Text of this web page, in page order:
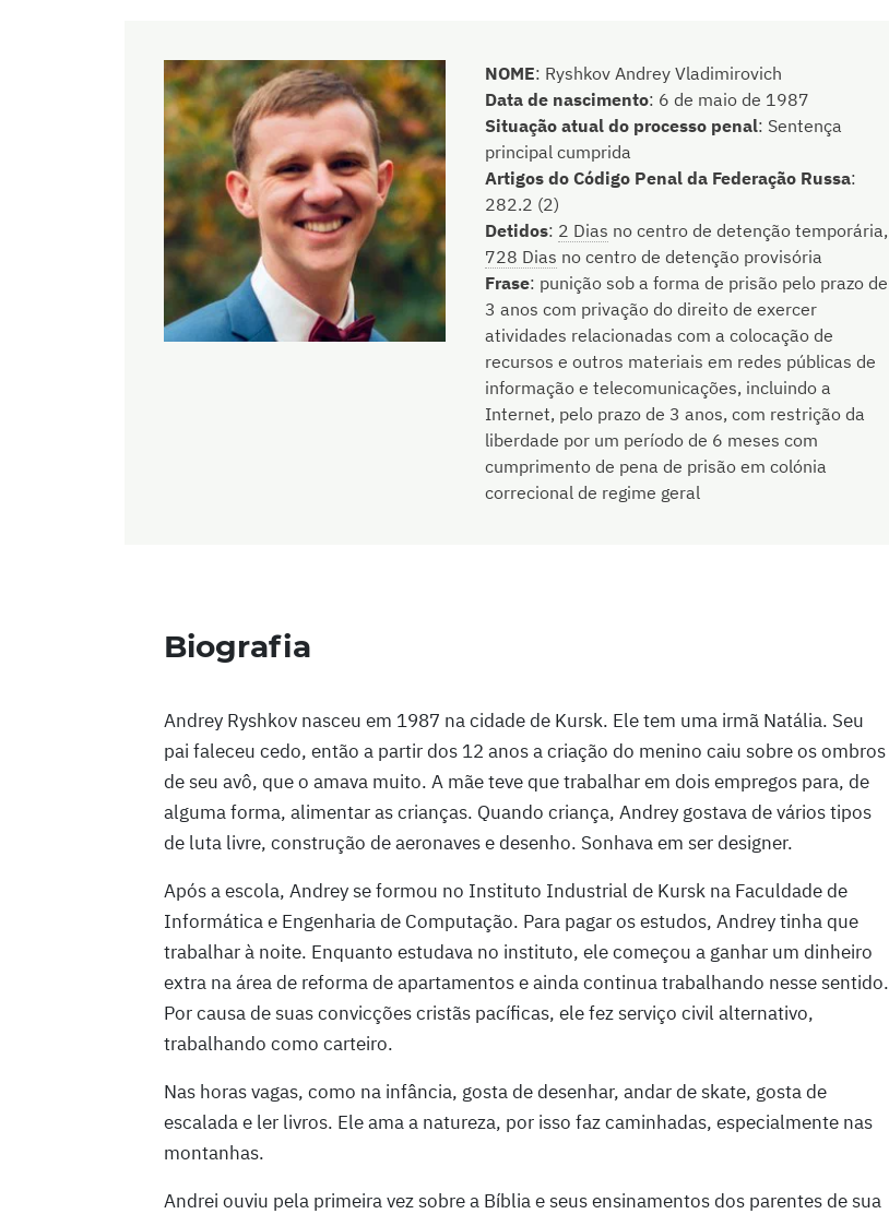
NOME: Ryshkov Andrey Vladimirovich
Data de nascimento: 6 de maio de 1987
Situação atual do processo penal: Sentença
principal cumprida
Artigos do Código Penal da Federação Russa:
282.2 (2)
Detidos: 2 Dias no centro de detenção temporária,
728 Dias no centro de detenção provisória
Frase: punição sob a forma de prisão pelo prazo de
3 anos com privação do direito de exercer
atividades relacionadas com a colocação de
recursos e outros materiais em redes públicas de
informação e telecomunicações, incluindo a
Internet, pelo prazo de 3 anos, com restrição da
liberdade por um período de 6 meses com
cumprimento de pena de prisão em colónia
correcional de regime geral
Biografia
Andrey Ryshkov nasceu em 1987 na cidade de Kursk. Ele tem uma irmã Natália. Seu
pai faleceu cedo, então a partir dos 12 anos a criação do menino caiu sobre os ombros
de seu avô, que o amava muito. A mãe teve que trabalhar em dois empregos para, de
alguma forma, alimentar as crianças. Quando criança, Andrey gostava de vários tipos
de luta livre, construção de aeronaves e desenho. Sonhava em ser designer.
Após a escola, Andrey se formou no Instituto Industrial de Kursk na Faculdade de
Informática e Engenharia de Computação. Para pagar os estudos, Andrey tinha que
trabalhar à noite. Enquanto estudava no instituto, ele começou a ganhar um dinheiro
extra na área de reforma de apartamentos e ainda continua trabalhando nesse sentido.
Por causa de suas convicções cristãs pacíficas, ele fez serviço civil alternativo,
trabalhando como carteiro.
Nas horas vagas, como na infância, gosta de desenhar, andar de skate, gosta de
escalada e ler livros. Ele ama a natureza, por isso faz caminhadas, especialmente nas
montanhas.
Andrei ouviu pela primeira vez sobre a Bíblia e seus ensinamentos dos parentes de sua